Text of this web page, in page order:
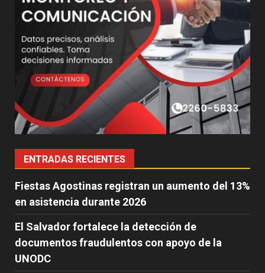
ENTRADAS RECIENTES
Fiestas Agostinas registran un aumento del 13%
en asistencia durante 2026
El Salvador fortalece la detección de
documentos fraudulentos con apoyo de la
UNODC